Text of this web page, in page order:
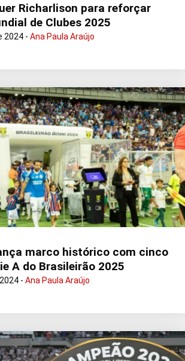
Richarlison para reforçar
de Clubes 2025
2024 - Ana Paula Araújo
marco histórico com cinco
A do Brasileirão 2025
- Ana Paula Araújo